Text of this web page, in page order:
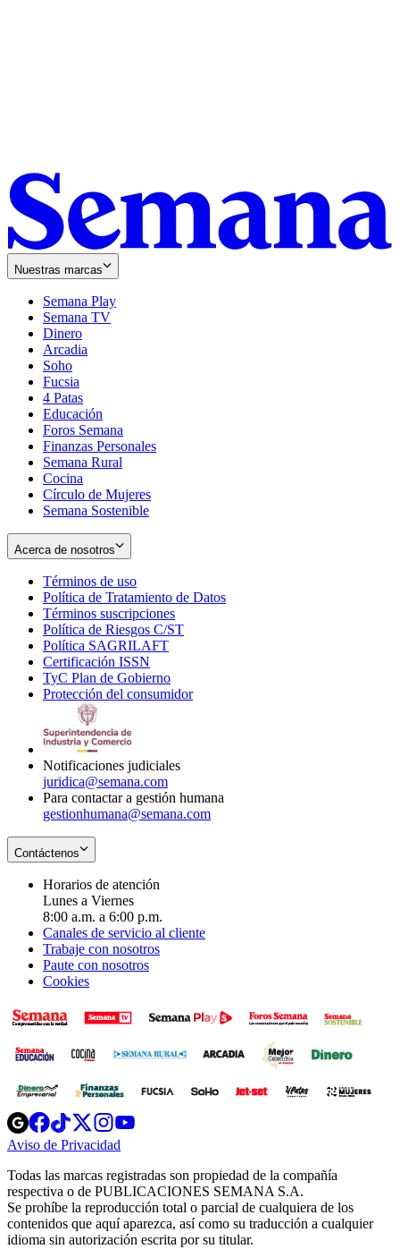
Nuestras marcas
Semana Play
Semana TV
Dinero
Arcadia
Soho
in
new
window
Fucsia
in
new
window
4 Patas
Educación
Foros Semana
Finanzas Personales
Semana Rural
Cocina
Círculo de Mujeres
Semana Sostenible
Acerca de nosotros
Términos de uso
in
new
window
Política de Tratamiento de Datos
Términos suscripciones
in
Política de Riesgos C/ST
Política SAGRILAFT
new
window
Certificación ISSN
in
new
TyC Plan de Gobierno
in
Protección del consumidorOpens
Notificaciones judiciales
juridica@semana.com
Para contactar a gestión humana
gestionhumana@semana.com
Contáctenos
Horarios de atención
Lunes a Viernes
8:00 a.m. a 6:00 p.m.
Canales de servicio al cliente
Trabaje con nosotros
Paute con nosotros
Cookies
Opens
in
new
Opens
in
new
Opens
in
new
window
Opens
new
windowwindow
Aviso de Privacidad
new
window
Todas las marcas registradas son propiedad de la compañía
respectiva o de PUBLICACIONES SEMANA S.A.
Se prohíbe la reproducción total o parcial de cualquiera de los
contenidos que aquí aparezca, así como su traducción a cualquier
idioma sin autorización escrita por su titular.